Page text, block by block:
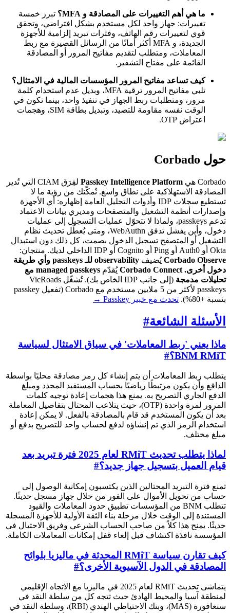
ما هي أهم التغييرات على المصادقة و MFA؟
تبرز خمسة
تغييرات: جهاز واحد لكل مستخدم بشكل افتراضي، وتحقق
قوي لتغييرات رقم الهاتف، وفترات تبريد إلزامية للأجهزة
الجديدة، و MFA أكثر أمانًا من الرسائل القصيرة مع ربط
المعاملات، ومتطلب لتقديم مفاتيح المرور أو المصادقة
القائمة على مفتاح التشفير.
كيف تساعد مفاتيح المرور المؤسسات المالية في الامتثال؟
تلبي مفاتيح المرور ترقية MFA، وبديل عدم استخدام كلمة
مرور، ومتطلبات ربط الجهاز في تنفيذ واحد، بينما تكون في
الوقت نفسه مقاومة للتصيد، وتبديل بطاقة SIM، وهجمات
اعتراض OTP.
حول Corbado
Corbado هي Passkey Intelligence Platform
لفِرَق CIAM التي تُدير
المصادقة الاستهلاكية على نطاق واسع. نُمكّنك من رؤية ما لا
تستطيع سجلات IDP وأدوات التحليل العامة إظهاره: أي الأجهزة
وإصدارات أنظمة التشغيل والمتصفحات ومديري بيانات الاعتماد
تدعم passkeys، ولماذا لا تتحوّل عمليات التسجيل إلى عمليات
دخول، وأين يفشل تدفق WebAuthn، ومتى يُعطّل تحديث نظام
التشغيل أو المتصفح تسجيل الدخول بصمت، كل ذلك دون استبدال
Okta أو Auth0 أو Ping أو Cognito أو IDP الداخلي لديك. منتجان:
Corbado Observeيُضيف
observability للـ passkeys وأي طريقة
دخول أخرى. Corbado Connectيُقدّم
managed passkeys مع
تحليلات مدمجة
(إلى جانب IDP الخاص بك). تُشغّل VicRoads
passkeys لأكثر من 5 ملايين مستخدم مع Corbado (تفعيل passkey
بنسبة +80%).
تحدث مع خبير Passkey →
الأسئلة الشائعة#
ماذا يعني 'ربط المعاملات' في سياق الامتثال لسياسة
BNM RMiT؟ #
يتطلب ربط المعاملات أن يتم إنشاء كل رمز مصادقة محليًا بواسطة
الدافع وأن يكون مرتبطًا رياضيًا بحساب المستفيد المحدد ومبلغ
الدفع الجاري التصريح به. يمنع هذا هجمات إعادة توجيه كلمات
المرور لمرة واحدة (OTP)، حيث يتلاعب المحتال بتفاصيل المعاملة
بعد أن يكون المستخدم قد قام بالمصادقة بالفعل. لا يمكن إعادة
استخدام الرمز الذي تم إنشاؤه لدفع لحساب واحد للتصريح بدفع أو
مبلغ مختلف.
لماذا يتطلب تحديث RMiT لعام 2025 فترة تبريد بعد
قيام العميل بتسجيل جهاز جديد؟#
تمنع فترة التبريد المحتالين الذين يكتسبون إمكانية الوصول إلى
حساب من تحويل الأموال على الفور من خلال جهاز مسجل حديثًا.
تتطلب BNM من المؤسسات تطبيق حدود المعاملات والقيود
المستندة إلى الوقت خلال مرحلة بناء الثقة الأولية للأجهزة المسجلة
حديثًا. يمنح هذا كلاً من صاحب الحساب الشرعي وفريق الاحتيال في
المؤسسة نافذة اكتشاف قبل إلغاء قفل إمكانات المعاملات الكاملة.
كيف تقارن سياسة RMiT المحدثة في ماليزيا بلوائح
المصادقة في الدول الآسيوية الأخرى؟#
يتماشى تحديث RMiT لعام 2025 في ماليزيا مع الاتجاه الإقليمي
لمنطقة آسيا والمحيط الهادئ حيث تتجه كل من سلطة النقد في
سنغافورة (MAS)، وبنك الاحتياطي الهندي (RBI)، وسلطة النقد في